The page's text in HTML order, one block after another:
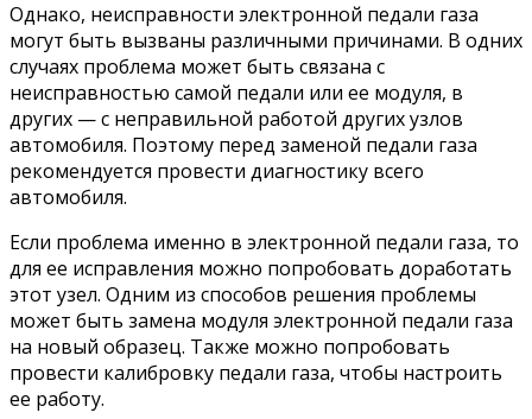
Однако, неисправности электронной педали газа
могут быть вызваны различными причинами. В одних
случаях проблема может быть связана с
неисправностью самой педали или ее модуля, в
других — с неправильной работой других узлов
автомобиля. Поэтому перед заменой педали газа
рекомендуется провести диагностику всего
автомобиля.
Если проблема именно в электронной педали газа, то
для ее исправления можно попробовать доработать
этот узел. Одним из способов решения проблемы
может быть замена модуля электронной педали газа
на новый образец. Также можно попробовать
провести калибровку педали газа, чтобы настроить
ее работу.